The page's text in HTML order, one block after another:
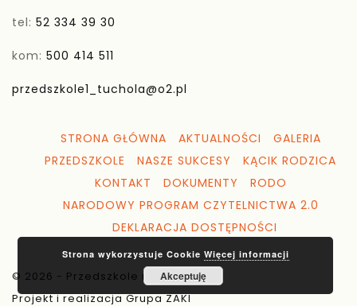
tel: 52 334 39 30
kom: 500 414 511
przedszkole1_tuchola@o2.pl
STRONA GŁÓWNA AKTUALNOŚCI
GALERIA
PRZEDSZKOLE
NASZE SUKCESY
KĄCIK RODZICA
KONTAKT
DOKUMENTY
RODO
NARODOWY PROGRAM CZYTELNICTWA 2.0
DEKLARACJA DOSTĘPNOŚCI
© 2026 - Przedszkole nr 1 Tuchola
Projekt i realizacja Grupa ZAKI
Strona wykorzystuje Cookie Więcej informacji
Akceptuję